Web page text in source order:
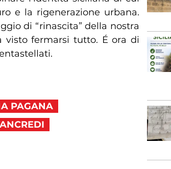
e la rigenerazione urbana.
di “rinascita” della nostra
visto fermarsi tutto. É ora di
PAGANA